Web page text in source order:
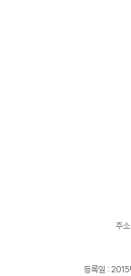
주
등록일 : 2015